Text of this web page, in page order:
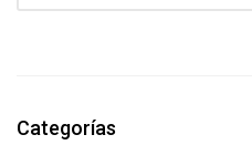
Categorías